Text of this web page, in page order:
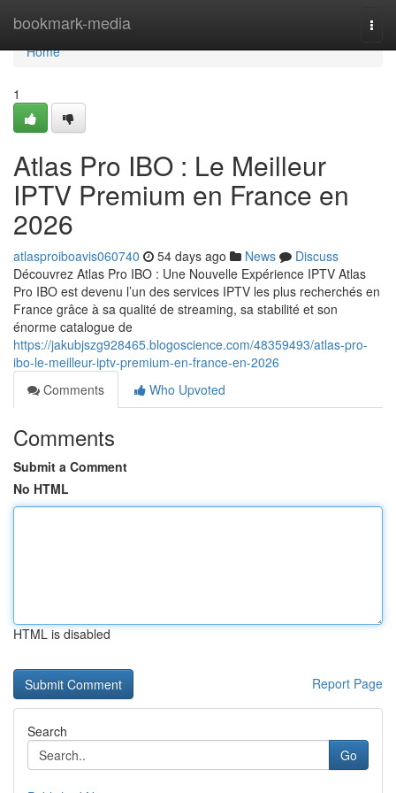
bookmark-media
Home
Home
1
Atlas Pro IBO : Le Meilleur
IPTV Premium en France en
2026
atlasproiboavis060740 54 days ago News
Discuss
Découvrez Atlas Pro IBO : Une Nouvelle Expérience IPTV Atlas
Pro IBO est devenu l’un des services IPTV les plus recherchés en
France grâce à sa qualité de streaming, sa stabilité et son
énorme catalogue de
https://jakubjszg928465.blogoscience.com/48359493/atlas-pro-
ibo-le-meilleur-iptv-premium-en-france-en-2026
Comments
Who Upvoted
Comments
Submit a Comment
No HTML
HTML is disabled
Report Page
Search
Go